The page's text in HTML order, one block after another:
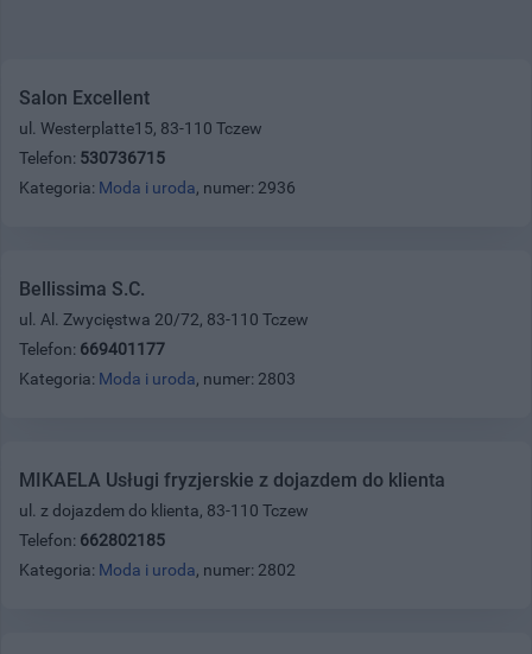
Salon Excellent
ul. Westerplatte15, 83-110 Tczew
Telefon: 530736715
Kategoria: Moda i uroda, numer: 2936
Bellissima S.C.
ul. Al. Zwycięstwa 20/72, 83-110 Tczew
Telefon: 669401177
Kategoria: Moda i uroda, numer: 2803
MIKAELA Usługi fryzjerskie z dojazdem do klienta
ul. z dojazdem do klienta, 83-110 Tczew
Telefon: 662802185
Kategoria: Moda i uroda, numer: 2802